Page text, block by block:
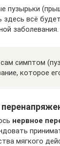
пузырьки
здесь всё
заболевания.
симптом
которое
нервное
мягкого